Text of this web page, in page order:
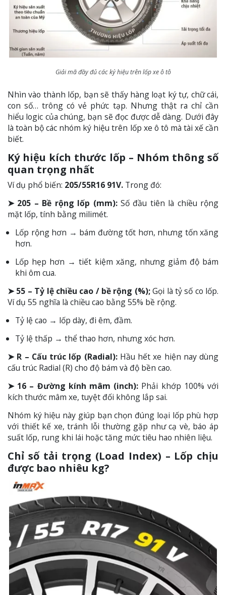
Giải mã đầy đủ các ký hiệu trên lốp xe ô tô
Nhìn vào thành lốp, bạn sẽ thấy hàng loạt ký tự, chữ cái,
con số… trông có vẻ phức tạp. Nhưng thật ra chỉ cần
hiểu logic của chúng, bạn sẽ đọc được dễ dàng. Dưới đây
là toàn bộ các nhóm ký hiệu trên lốp xe ô tô mà tài xế cần
biết.
Ký hiệu kích thước lốp – Nhóm thông số
quan trọng nhất
Ví dụ phổ biến: 205/55R16 91V. Trong đó:
➤ 205 – Bề rộng lốp (mm): Số đầu tiên là chiều rộng
mặt lốp, tính bằng milimét.
Lốp rộng hơn → bám đường tốt hơn, nhưng tốn xăng
hơn.
Lốp hẹp hơn → tiết kiệm xăng, nhưng giảm độ bám
khi ôm cua.
➤ 55 – Tỷ lệ chiều cao / bề rộng (%);Gọi là tỷ số co lốp.
Ví dụ 55 nghĩa là chiều cao bằng 55% bề rộng.
Tỷ lệ cao → lốp dày, đi êm, đầm.
Tỷ lệ thấp → thể thao hơn, nhưng xóc hơn.
➤ R – Cấu trúc lốp (Radial): Hầu hết xe hiện nay dùng
cấu trúc Radial (R) cho độ bám và độ bền cao.
➤ 16 – Đường kính mâm (inch): Phải khớp 100% với
kích thước mâm xe, tuyệt đối không lắp sai.
Nhóm ký hiệu này giúp bạn chọn đúng loại lốp phù hợp
với thiết kế xe, tránh lỗi thường gặp như cạ vè, báo áp
suất lốp, rung khi lái hoặc tăng mức tiêu hao nhiên liệu.
Chỉ số tải trọng (Load Index) – Lốp chịu
được bao nhiêu kg?